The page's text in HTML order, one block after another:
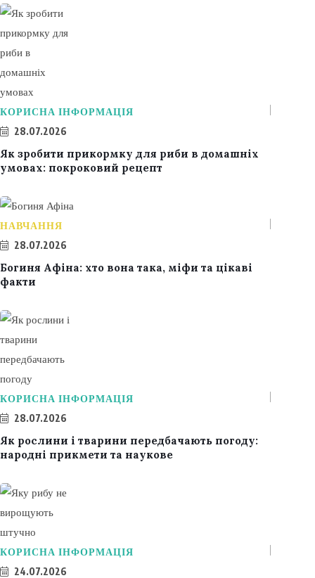
КОРИСНА ІНФОРМАЦІЯ
28.07.2026
Як зробити прикормку для риби в домашніх
умовах: покроковий рецепт
НАВЧАННЯ
28.07.2026
Богиня Афіна: хто вона така, міфи та цікаві
факти
КОРИСНА ІНФОРМАЦІЯ
28.07.2026
Як рослини і тварини передбачають погоду:
народні прикмети та наукове
КОРИСНА ІНФОРМАЦІЯ
24.07.2026